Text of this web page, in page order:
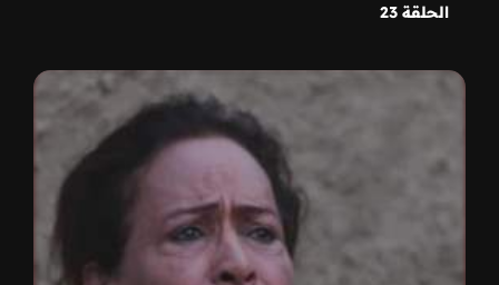
الحلقة 23